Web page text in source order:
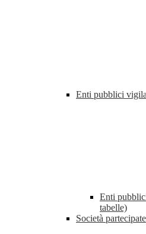
Enti pubblici
Enti
tabelle)
Società partecipate